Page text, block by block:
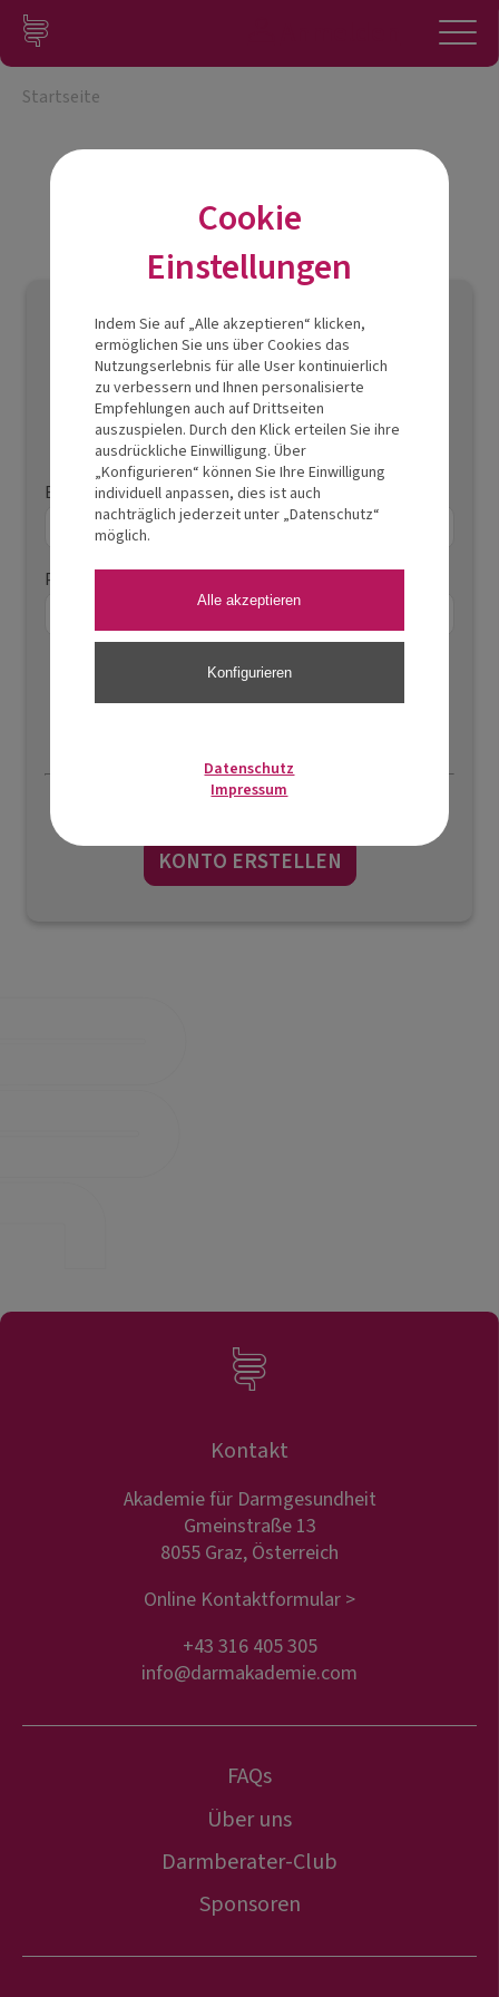
Zum Inhalt springen
Konto
Startseite
Sind Sie bereits registriert?
E-Mail
Passwort
KONTO ERSTELLEN
Kontakt
Akademie für Darmgesundheit
Gmeinstraße 13
8055 Graz, Österreich
Online Kontaktformular >
+43 316 405 305
info@darmakademie.com
FAQs
Über uns
Darmberater-Club
Sponsoren
Cookie
Einstellungen
Indem Sie auf „Alle akzeptieren“ klicken,
ermöglichen Sie uns über Cookies das
Nutzungserlebnis für alle User kontinuierlich
zu verbessern und Ihnen personalisierte
Empfehlungen auch auf Drittseiten
auszuspielen. Durch den Klick erteilen Sie ihre
ausdrückliche Einwilligung. Über
„Konfigurieren“ können Sie Ihre Einwilligung
individuell anpassen, dies ist auch
nachträglich jederzeit unter „Datenschutz“
möglich.
Alle akzeptieren
Konfigurieren
Datenschutz
Impressum